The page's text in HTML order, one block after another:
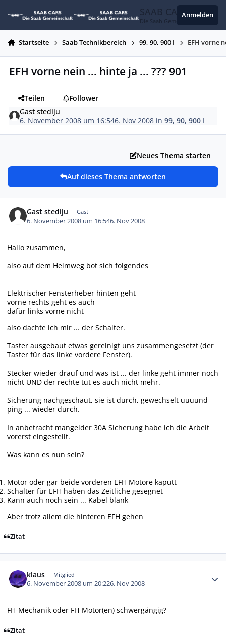
SAAB CARS
Die Saab Gemeinschaft
Anmelden
Startseite Saab Technikbereich 99, 90, 900 I EFH vorne
EFH vorne nein ... hinte ja ... ??? 901
Teilen
Follower
Gast stediju
6. November 2008 um 16:546. Nov 2008 in99, 90, 900 I
Neues Thema starten
Auf dieses Thema antworten
Gast stediju Gast
6. November 2008 um 16:546. Nov 2008
Hallo zusammen,
also auf dem Heimweg bot sich folgendes
Elektrischer Fensterheber hinten geht
vorne rechts geht es auch
dafür links vorne nicht
also dachte ich mir ... der Schalter.
Taster ausgebaut etwas gereinigt uns zusammengesetzt (der
Taster für das linke vordere Fenster).
Stecker wieder drauf und was ist ... der linke geht immer noch
nicht UND der rechte tut es auch nicht mehr.
Sicherung nachgeschaut, sie ist durch, gewechselt uuuund
ping ... wieder durch.
In anbetracht mangelder 30A Sicherung habe ich die Arbeit
vorerst eingestellt.
Was kann es nun sein?
Motor oder gar beide vorderen EFH Motore kaputt
Schalter für EFH haben das Zeitliche gesegnet
Kann auch noch sein ... Kabel blank
Aber trotz allem die hinteren EFH gehen
Zitat
klaus Mitglied
6. November 2008 um 20:226. Nov 2008
FH-Mechanik oder FH-Motor(en) schwergängig?
Zitat